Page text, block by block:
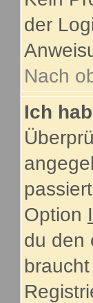
der
Nach
Ich
Option
du den